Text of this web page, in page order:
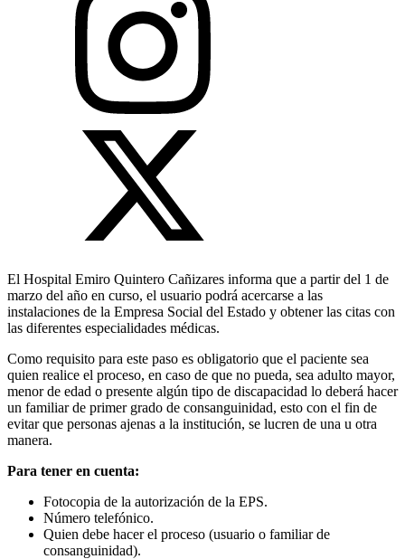
El Hospital Emiro Quintero Cañizares informa que a partir del 1 de
marzo del año en curso, el usuario podrá acercarse a las
instalaciones de la Empresa Social del Estado y obtener las citas con
las diferentes especialidades médicas.
Como requisito para este paso es obligatorio que el paciente sea
quien realice el proceso, en caso de que no pueda, sea adulto mayor,
menor de edad o presente algún tipo de discapacidad lo deberá hacer
un familiar de primer grado de consanguinidad, esto con el fin de
evitar que personas ajenas a la institución, se lucren de una u otra
manera.
Para tener en cuenta:
Fotocopia de la autorización de la EPS.
Número telefónico.
Quien debe hacer el proceso (usuario o familiar de
consanguinidad).